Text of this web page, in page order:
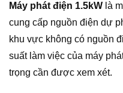
Máy phát điện 1.5kW là
cung cấp nguồn điện dự
khu vực không có nguồn
suất làm việc của máy
trọng cần được xem xét.